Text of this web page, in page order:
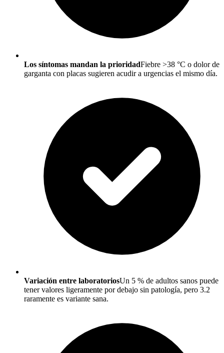
Los síntomas mandan la prioridadFiebre >38 °C o dolor de
garganta con placas sugieren acudir a urgencias el mismo día.
Variación entre laboratoriosUn 5 % de adultos sanos puede
tener valores ligeramente por debajo sin patología, pero 3.2
raramente es variante sana.